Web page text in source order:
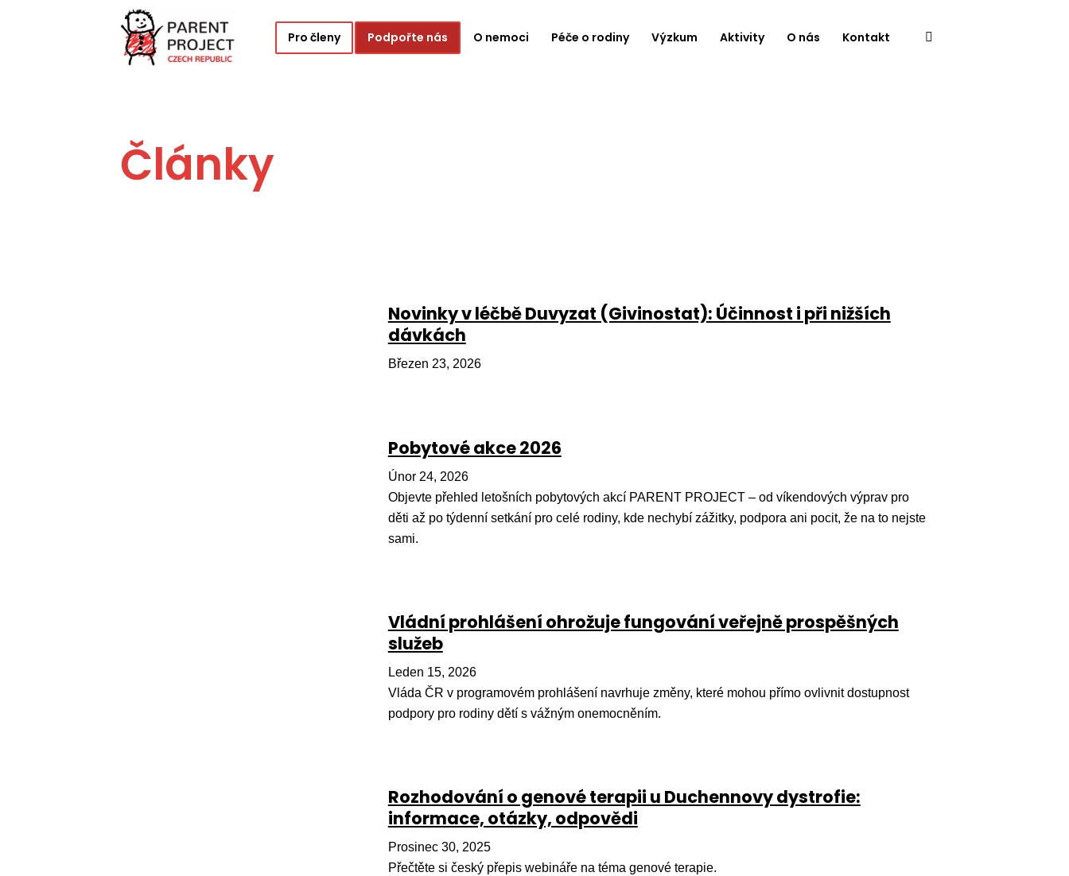
Pro členy Podpořte nás O nemoci Péče o rodiny Výzkum Aktivity O nás Kontakt
Články
Novinky v léčbě Duvyzat (Givinostat): Účinnost i při nižších
dávkách
Březen 23, 2026
Pobytové akce 2026
Únor 24, 2026
Objevte přehled letošních pobytových akcí PARENT PROJECT – od víkendových výprav pro
děti až po týdenní setkání pro celé rodiny, kde nechybí zážitky, podpora ani pocit, že na to nejste
sami.
Vládní prohlášení ohrožuje fungování veřejně prospěšných
služeb
Leden 15, 2026
Vláda ČR v programovém prohlášení navrhuje změny, které mohou přímo ovlivnit dostupnost
podpory pro rodiny dětí s vážným onemocněním.
Rozhodování o genové terapii u Duchennovy dystrofie:
informace, otázky, odpovědi
Prosinec 30, 2025
Přečtěte si český přepis webináře na téma genové terapie.